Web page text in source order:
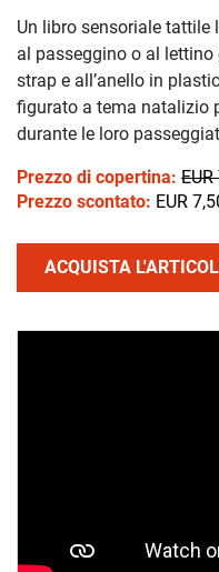
Un libro sensoriale tattile
al passeggino o al
strap e all’anello in
figurato a tema natalizio
durante le loro
Prezzo di copertina:
Prezzo scontato: EUR
ACQUISTA